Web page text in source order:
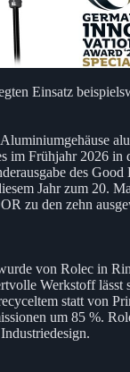
Einsatz
im Frühjahr 2026
des
Jahr zum 20.
zu den zehn
von Rolec in
Werkstoff lässt
statt von
um 85 %.